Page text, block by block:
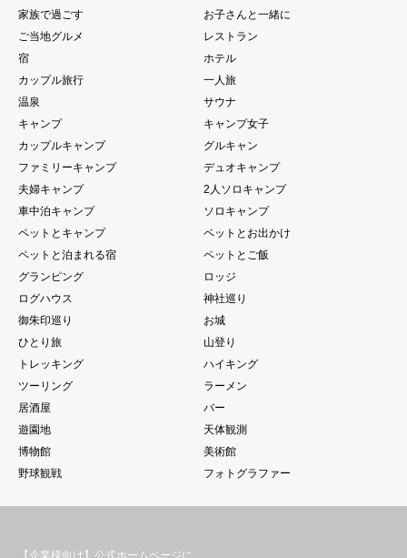
家族で過ごす
お子さんと一緒に
ご当地グルメ
レストラン
宿
ホテル
カップル旅行
一人旅
温泉
サウナ
キャンプ
キャンプ女子
カップルキャンプ
グルキャン
ファミリーキャンプ
デュオキャンプ
夫婦キャンプ
2人ソロキャンプ
車中泊キャンプ
ソロキャンプ
ペットとキャンプ
ペットとお出かけ
ペットと泊まれる宿
ペットとご飯
グランピング
ロッジ
ログハウス
神社巡り
御朱印巡り
お城
ひとり旅
山登り
トレッキング
ハイキング
ツーリング
ラーメン
居酒屋
バー
遊園地
天体観測
博物館
美術館
野球観戦
フォトグラファー
【企業様向け】公式ホームページに